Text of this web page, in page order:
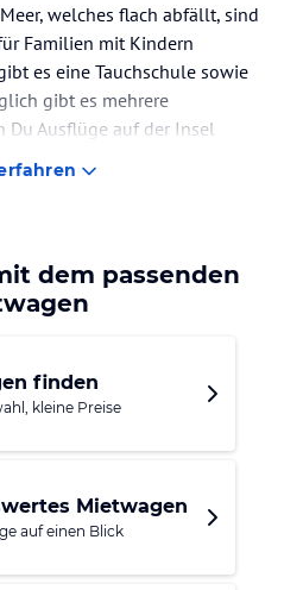
welches flach abfällt, sind
Familien mit Kindern
es eine Tauchschule sowie
gibt es mehrere
Du Ausflüge auf der Insel
Du nach Korfu-Stadt fahren
dem passenden
finden
kleine Preise
Mietwagen
auf einen Blick